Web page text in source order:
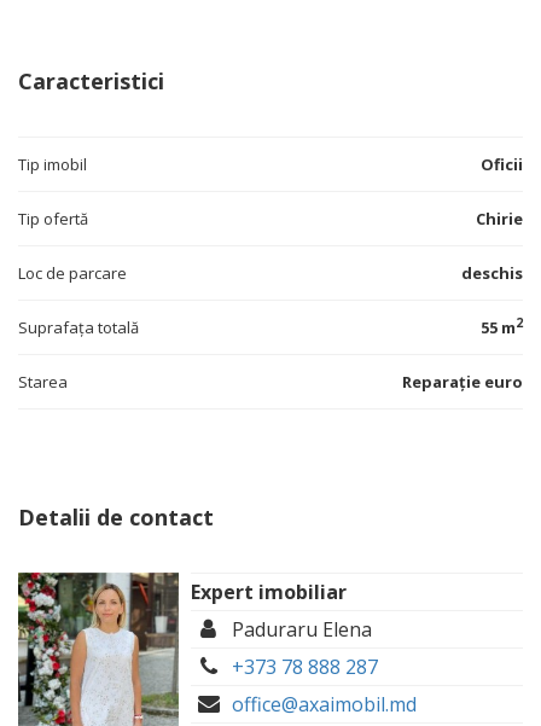
Caracteristici
Tip imobil Oficii
Tip ofertă Chirie
Loc de parcare deschis
Suprafața totală 55 m2
Starea Reparație euro
Detalii de contact
Expert imobiliar
Paduraru Elena
+373 78 888 287
office@axaimobil.md